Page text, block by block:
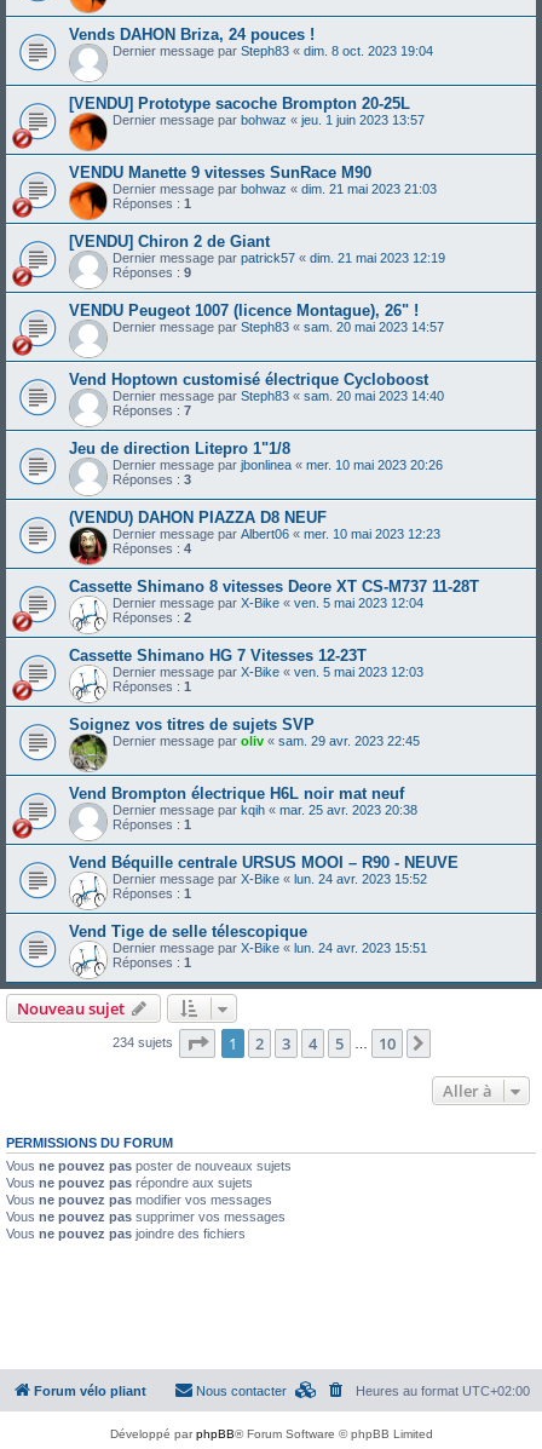
Vends DAHON Briza, 24 pouces !
Dernier message par Steph83 « dim. 8 oct. 2023 19:04
[VENDU] Prototype sacoche Brompton 20-25L
Dernier message par bohwaz « jeu. 1 juin 2023 13:57
VENDU Manette 9 vitesses SunRace M90
Dernier message par bohwaz « dim. 21 mai 2023 21:03
Réponses : 1
[VENDU] Chiron 2 de Giant
Dernier message par patrick57 « dim. 21 mai 2023 12:19
Réponses : 9
VENDU Peugeot 1007 (licence Montague), 26" !
Dernier message par Steph83 « sam. 20 mai 2023 14:57
Vend Hoptown customisé électrique Cycloboost
Dernier message par Steph83 « sam. 20 mai 2023 14:40
Réponses : 7
Jeu de direction Litepro 1"1/8
Dernier message par jbonlinea « mer. 10 mai 2023 20:26
Réponses : 3
(VENDU) DAHON PIAZZA D8 NEUF
Dernier message par Albert06 « mer. 10 mai 2023 12:23
Réponses : 4
Cassette Shimano 8 vitesses Deore XT CS-M737 11-28T
Dernier message par X-Bike « ven. 5 mai 2023 12:04
Réponses : 2
Cassette Shimano HG 7 Vitesses 12-23T
Dernier message par X-Bike « ven. 5 mai 2023 12:03
Réponses : 1
Soignez vos titres de sujets SVP
Dernier message par oliv « sam. 29 avr. 2023 22:45
Vend Brompton électrique H6L noir mat neuf
Dernier message par kqih « mar. 25 avr. 2023 20:38
Réponses : 1
Vend Béquille centrale URSUS MOOI – R90 - NEUVE
Dernier message par X-Bike « lun. 24 avr. 2023 15:52
Réponses : 1
Vend Tige de selle télescopique
Dernier message par X-Bike « lun. 24 avr. 2023 15:51
Réponses : 1
Nouveau sujet
234 sujets Page 1sur10
1 2 3 4 5 10
Aller à
PERMISSIONS DU FORUM
Vous ne pouvez pas poster de nouveaux sujets
Vous ne pouvez pas répondre aux sujets
Vous ne pouvez pas modifier vos messages
Vous ne pouvez pas supprimer vos messages
Vous ne pouvez pas joindre des fichiers
Forum vélo pliant Heures au format UTC+02:00
Nous contacter
Développé parphpBB® Forum Software © phpBB Limited